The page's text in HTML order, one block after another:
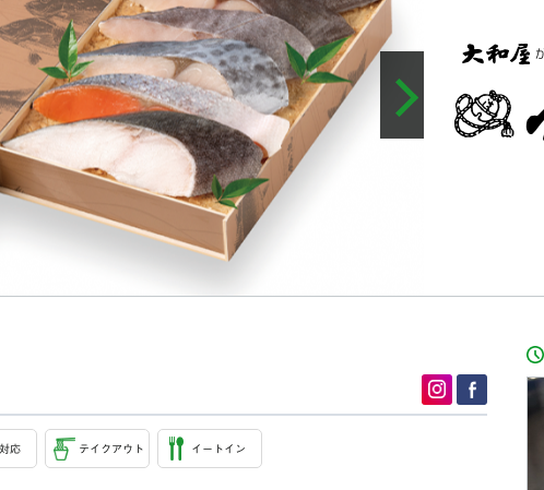
応 テイクアウト イートイン